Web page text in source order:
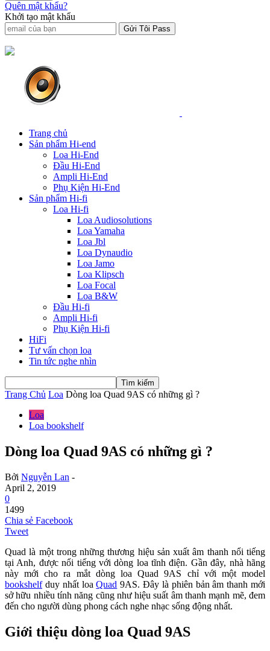
Quên mật khẩu?
Khởi tạo mật khẩu
Trang chủ
Sản phẩm Hi-end
Loa Hi-End
Đầu Hi-End
Ampli Hi-End
Phụ Kiện Hi-End
Sản phẩm Hi-fi
Loa Hi-fi
Loa Audiosolutions
Loa Yamaha
Loa Jbl
Loa Dynaudio
Loa Jamo
Loa Klipsch
Loa Focal
Loa B&W
Đầu Hi-fi
Ampli Hi-fi
Phụ Kiện Hi-fi
HiFi
Tư vấn chọn loa
Tin tức nghe nhìn
Trang Chủ Loa Dòng loa Quad 9AS có những gì ?
Loa
Loa bookshelf
Dòng loa Quad 9AS có những gì ?
Bởi Nguyễn Lan -
April 2, 2019
0
1499
Chia sẻ Facebook
Tweet
Quad là một trong những thương hiệu sản xuất âm thanh nổi tiếng
tại Anh, được nổi tiếng với dòng loa tĩnh điện. Gần đây, nhà hãng
này mới cho ra mắt dòng loa Quad 9AS chỉ với một model
bookshelfduy nhất loaQuad 9AS. Đây là phiên bản âm thanh mới
sở hữu nhiều tính năng cũng như hiệu suất âm thanh mạnh mẽ, đem
đến cho người dùng phong cách nghe nhạc sống động nhất.
Giới thiệu dòng loa Quad 9AS